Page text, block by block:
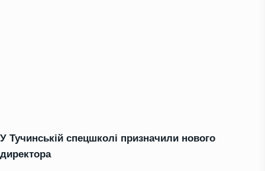
У Тучинській спецшколі призначили нового
директора